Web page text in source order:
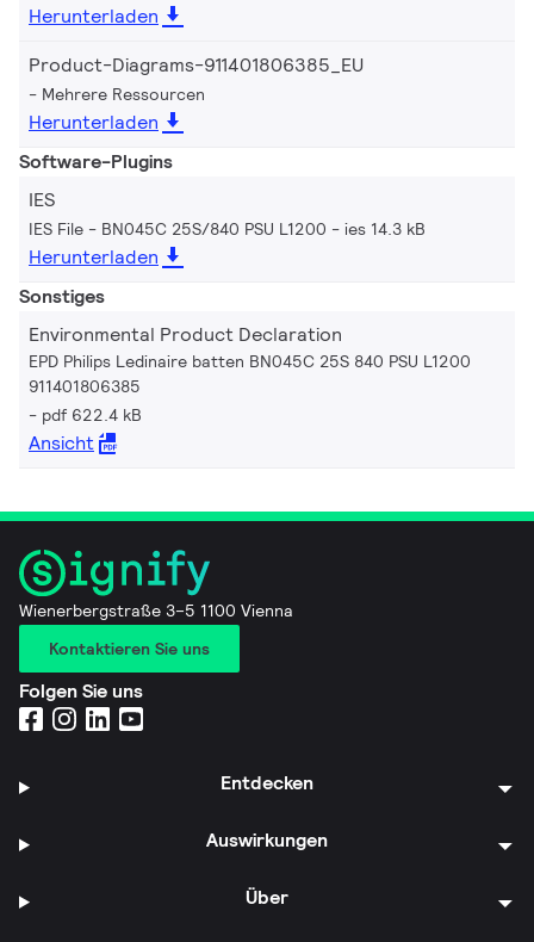
Herunterladen
Product-Diagrams-911401806385_EU
Mehrere Ressourcen
Herunterladen
Software-Plugins
IES
IES File - BN045C 25S/840 PSU L1200 ies 14.3 kB
Herunterladen
Sonstiges
Environmental Product Declaration
EPD Philips Ledinaire batten BN045C 25S 840 PSU L1200
911401806385
pdf 622.4 kB
Ansicht
Wienerbergstraße 3–5 1100 Vienna
Kontaktieren Sie uns
Folgen Sie uns
Entdecken
Auswirkungen
Über